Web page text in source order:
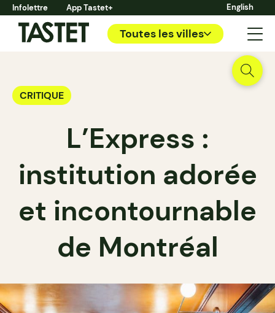
Infolettre App Tastet+ English
Toutes les villes
CRITIQUE
L’Express :
institution adorée
et incontournable
de Montréal